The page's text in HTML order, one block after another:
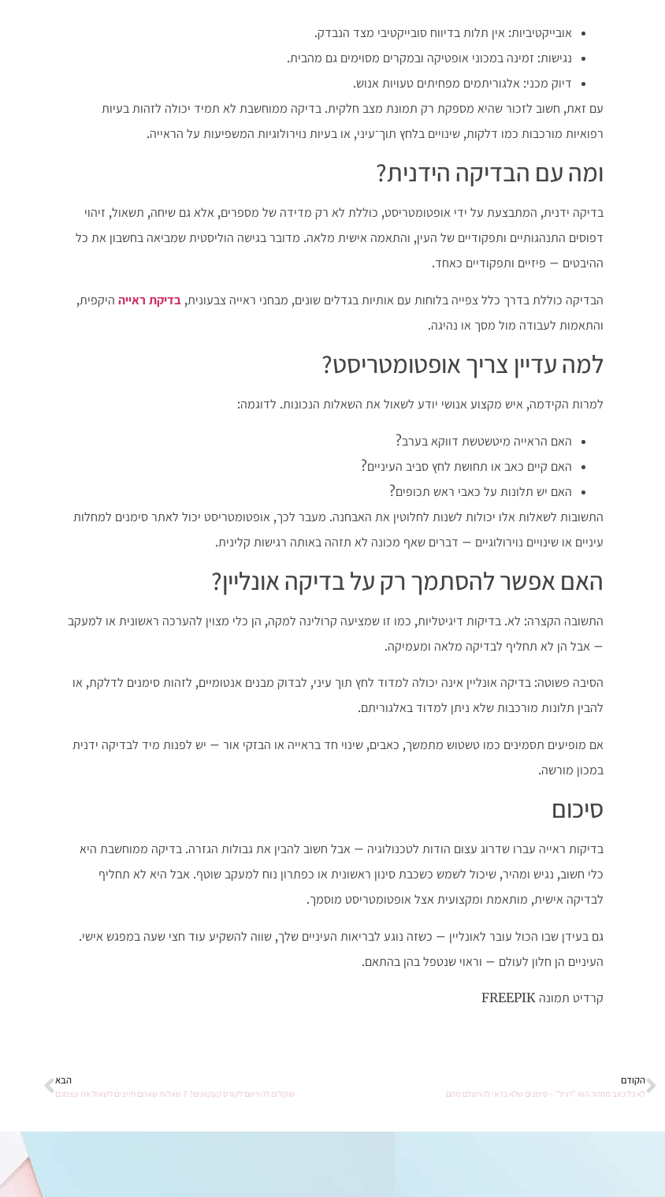
אובייקטיביות: אין תלות בדיווח סובייקטיבי מצד הנבדק.
נגישות: זמינה במכוני אופטיקה ובמקרים מסוימים גם מהבית.
דיוק מכני: אלגוריתמים מפחיתים טעויות אנוש.
עם זאת, חשוב לזכור שהיא מספקת רק תמונת מצב חלקית. בדיקה ממוחשבת לא תמיד יכולה לזהות בעיות
רפואיות מורכבות כמו דלקות, שינויים בלחץ תוך־עיני, או בעיות נוירולוגיות המשפיעות על הראייה.
ומה עם הבדיקה הידנית?
בדיקה ידנית, המתבצעת על ידי אופטומטריסט, כוללת לא רק מדידה של מספרים, אלא גם שיחה, תשאול, זיהוי
דפוסים התנהגותיים ותפקודיים של העין, והתאמה אישית מלאה. מדובר בגישה הוליסטית שמביאה בחשבון את כל
ההיבטים – פיזיים ותפקודיים כאחד.
הבדיקה כוללת בדרך כלל צפייה בלוחות עם אותיות בגדלים שונים, מבחני ראייה צבעונית, בדיקת ראייה היקפית,
והתאמות לעבודה מול מסך או נהיגה.
למה עדיין צריך אופטומטריסט?
למרות הקידמה, איש מקצוע אנושי יודע לשאול את השאלות הנכונות. לדוגמה:
האם הראייה מיטשטשת דווקא בערב?
האם קיים כאב או תחושת לחץ סביב העיניים?
האם יש תלונות על כאבי ראש תכופים?
התשובות לשאלות אלו יכולות לשנות לחלוטין את האבחנה. מעבר לכך, אופטומטריסט יכול לאתר סימנים למחלות
עיניים או שינויים נוירולוגיים – דברים שאף מכונה לא תזהה באותה רגישות קלינית.
האם אפשר להסתמך רק על בדיקה אונליין?
התשובה הקצרה: לא. בדיקות דיגיטליות, כמו זו שמציעה קרולינה למקה, הן כלי מצוין להערכה ראשונית או למעקב
– אבל הן לא תחליף לבדיקה מלאה ומעמיקה.
הסיבה פשוטה: בדיקה אונליין אינה יכולה למדוד לחץ תוך עיני, לבדוק מבנים אנטומיים, לזהות סימנים לדלקת, או
להבין תלונות מורכבות שלא ניתן למדוד באלגוריתם.
אם מופיעים תסמינים כמו טשטוש מתמשך, כאבים, שינוי חד בראייה או הבזקי אור – יש לפנות מיד לבדיקה ידנית
במכון מורשה.
סיכום
בדיקות ראייה עברו שדרוג עצום הודות לטכנולוגיה – אבל חשוב להבין את גבולות הגזרה. בדיקה ממוחשבת היא
כלי חשוב, נגיש ומהיר, שיכול לשמש כשכבת סינון ראשונית או כפתרון נוח למעקב שוטף. אבל היא לא תחליף
לבדיקה אישית, מותאמת ומקצועית אצל אופטומטריסט מוסמך.
גם בעידן שבו הכול עובר לאונליין – כשזה נוגע לבריאות העיניים שלך, שווה להשקיע עוד חצי שעה במפגש אישי.
העיניים הן חלון לעולם – וראוי שנטפל בהן בהתאם.
קרדיט תמונה FREEPIK
הקודם
לא כל כאב מחזור הוא "רגיל" – סימנים שלא כדאי להתעלם מהם
הבא
שוקלים להירשם לקורס קעקועים? 7 שאלות שאתם חייבים לשאול את עצמכם